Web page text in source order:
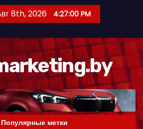
8th, 2026 4:27:02 PM
Популярные метки